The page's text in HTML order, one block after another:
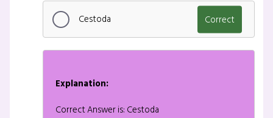
Cestoda Correct
Explanation:
Correct Answer is: Cestoda